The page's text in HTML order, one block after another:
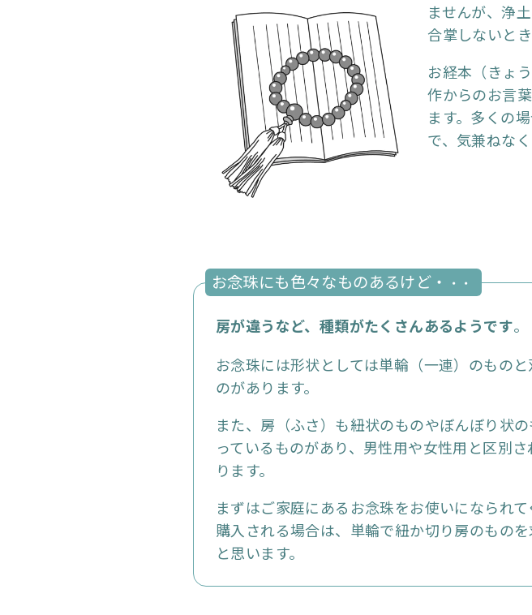
ませんが、浄
合掌しないと
お経本（きょ
作からのお言
ます。多くの場
で、気兼ねな
お念珠にも色々なものあるけど・ ・・
房が違うなど、種類がたくさんあるようです。
お念珠には形状としては単輪（一連）のもの
のがあります。
また、房（ふさ）も紐状のものやぼんぼり状
っているものがあり、男性用や女性用と区別
ります。
まずはご家庭にあるお念珠をお使いになられ
購入される場合は、単輪で紐か切り房のもの
と思います。